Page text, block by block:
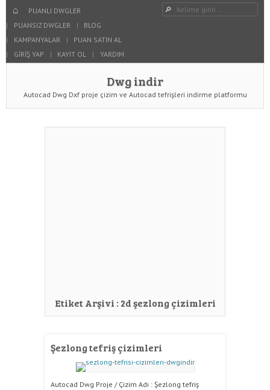
HOME
Dwg indir
YAZIYI GÖR
PUANLI DWGLER
PUANSIZ DWGLER
BLOG
KAMPANYALAR
PUAN SATIN AL
GIRIŞ YAP
KAYIT OL YARDIM
Dwg Ara
Dwg indir
Autocad Dwg Dxf proje çizim ve Autocad tefrişleri indirme platformu
Etiket Arşivi : 2d şezlong çizimleri
Şezlong tefriş çizimleri
Autocad Dwg Proje / Çizim Adı : Şezlong tefriş